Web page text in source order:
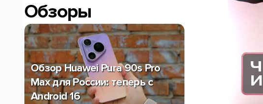
Обзоры
Обзор Huawei Pura 90s Pro
Max для России: теперь с
Android 16